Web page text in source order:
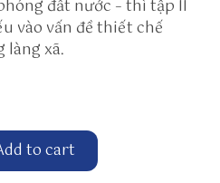
đất nước – thì tập II
vào vấn đề thiết chế
xã.
trong lịch sử tập 2 quantity
to cart